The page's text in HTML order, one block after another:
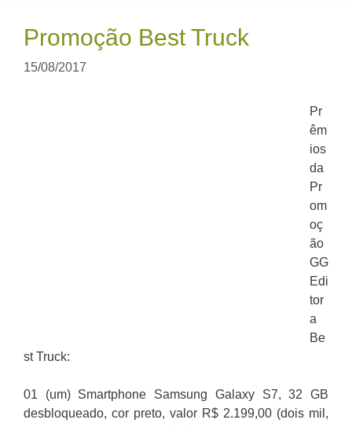
Promoção Best Truck
15/08/2017
Pr
êm
ios
da
Pr
om
oç
ão
GG
Edi
tor
a
Be
st Truck:
01 (um) Smartphone Samsung Galaxy S7, 32 GB
desbloqueado, cor preto, valor R$ 2.199,00 (dois mil,